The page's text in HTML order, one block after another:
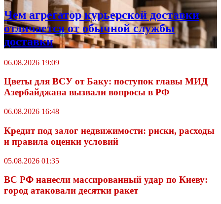
Чем агрегатор курьерской доставки
отличается от обычной службы
доставки
06.08.2026 19:09
Цветы для ВСУ от Баку: поступок главы МИД
Азербайджана вызвали вопросы в РФ
06.08.2026 16:48
Кредит под залог недвижимости: риски, расходы
и правила оценки условий
05.08.2026 01:35
ВС РФ нанесли массированный удар по Киеву:
город атаковали десятки ракет